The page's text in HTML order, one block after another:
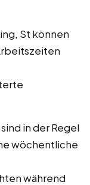
St können
in der Regel
wöchentliche
während